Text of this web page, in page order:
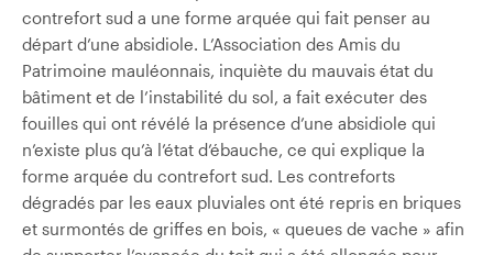
contrefort sud a une forme arquée qui fait penser au
départ d’une absidiole. L’Association des Amis du
Patrimoine mauléonnais, inquiète du mauvais état du
bâtiment et de l’instabilité du sol, a fait exécuter des
fouilles qui ont révélé la présence d’une absidiole qui
n’existe plus qu’à l’état d’ébauche, ce qui explique la
forme arquée du contrefort sud. Les contreforts
dégradés par les eaux pluviales ont été repris en briques
et surmontés de griffes en bois, « queues de vache » afin